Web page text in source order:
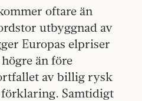
oftare än
utbyggnad av
Europas elpriser
än före
av billig rysk
Samtidigt